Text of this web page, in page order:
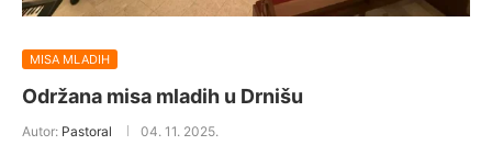
MISA MLADIH
Održana misa mladih u Drnišu
Autor: Pastoral 04. 11. 2025.